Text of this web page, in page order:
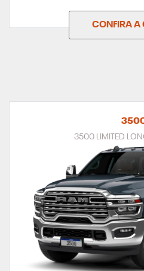
CONFIRA A
3500 LIMITED